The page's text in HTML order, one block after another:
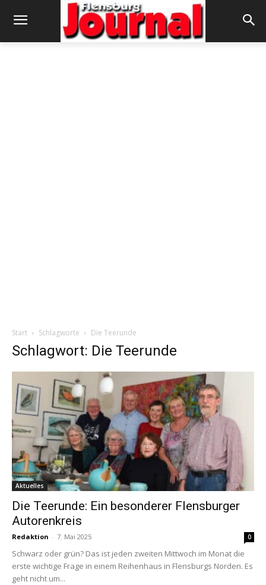
Start Schlagworte Die Teerunde
Schlagwort: Die Teerunde
Aktuelles
Die Teerunde: Ein besonderer Flensburger
Autorenkreis
Redaktion - 7. Mai 2025 0
Schwarz oder grün? Das ist jeden zweiten Mittwoch im Monat die
erste wichtige Frage in einem Reihenhaus in Flensburgs Norden. Es
geht nicht um...